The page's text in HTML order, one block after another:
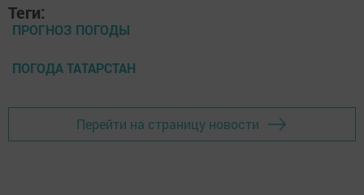
Теги:
ПРОГНОЗ ПОГОДЫ
ПОГОДА ТАТАРСТАН
Перейти на страницу новости